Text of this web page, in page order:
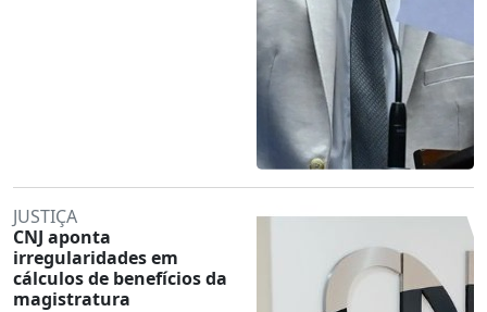
JUSTIÇA
CNJ aponta
irregularidades em
cálculos de benefícios da
magistratura